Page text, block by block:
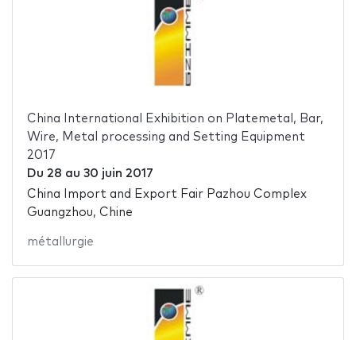
China International Exhibition on Platemetal, Bar,
Wire, Metal processing and Setting Equipment
2017
Du 28 au 30 juin 2017
China Import and Export Fair Pazhou Complex
Guangzhou, Chine
métallurgie